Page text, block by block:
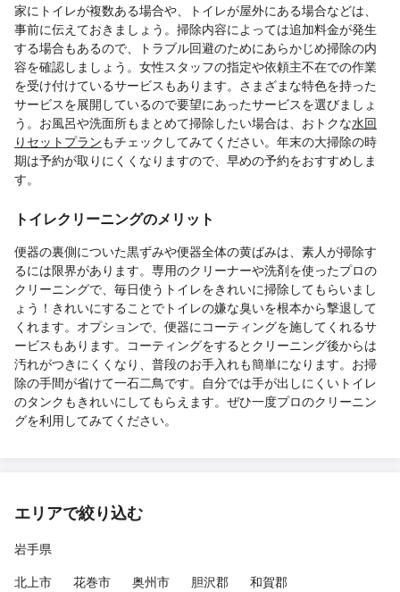
家にトイレが複数ある場合や、トイレが屋外にある場合などは、
事前に伝えておきましょう。掃除内容によっては追加料金が発生
する場合もあるので、トラブル回避のためにあらかじめ掃除の内
容を確認しましょう。女性スタッフの指定や依頼主不在での作業
を受け付けているサービスもあります。さまざまな特色を持った
サービスを展開しているので要望にあったサービスを選びましょ
う。お風呂や洗面所もまとめて掃除したい場合は、おトクな水回
りセットプランもチェックしてみてください。年末の大掃除の時
期は予約が取りにくくなりますので、早めの予約をおすすめしま
す。
トイレクリーニングのメリット
便器の裏側についた黒ずみや便器全体の黄ばみは、素人が掃除す
るには限界があります。専用のクリーナーや洗剤を使ったプロの
クリーニングで、毎日使うトイレをきれいに掃除してもらいまし
ょう！きれいにすることでトイレの嫌な臭いを根本から撃退して
くれます。オプションで、便器にコーティングを施してくれるサ
ービスもあります。コーティングをするとクリーニング後からは
汚れがつきにくくなり、普段のお手入れも簡単になります。お掃
除の手間が省けて一石二鳥です。自分では手が出しにくいトイレ
のタンクもきれいにしてもらえます。ぜひ一度プロのクリーニン
グを利用してみてください。
エリアで絞り込む
岩手県
北上市
花巻市 奥州市 胆沢郡 和賀郡